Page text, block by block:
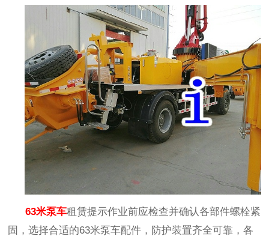
63米泵车租赁提示作业前应检查并确认各部件螺栓紧
固，选择合适的63米泵车配件，防护装置齐全可靠，各